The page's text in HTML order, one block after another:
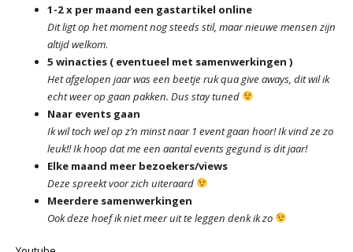
1-2 x per maand een gastartikel online
Dit ligt op het moment nog steeds stil, maar nieuwe mensen zijn
altijd welkom.
5 winacties ( eventueel met samenwerkingen )
Het afgelopen jaar was een beetje ruk qua give aways, dit wil ik
echt weer op gaan pakken. Dus stay tuned
Naar events gaan
Ik wil toch wel op z’n minst naar 1 event gaan hoor! Ik vind ze zo
leuk!! Ik hoop dat me een aantal events gegund is dit jaar!
Elke maand meer bezoekers/views
Deze spreekt voor zich uiteraard
Meerdere samenwerkingen
Ook deze hoef ik niet meer uit te leggen denk ik zo